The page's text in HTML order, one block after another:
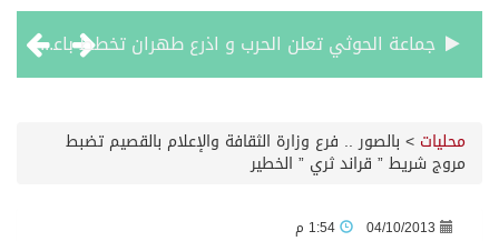
جماعة الحوثي تعلن الحرب و اذرع طهران تخطط باعمال ارهابية واسعة تطال دول الشرق الاوسط
محليات > بالصور .. فرع وزارة الثقافة والإعلام بالقصيم تضبط
مروج شريط ” قراند ثري ” الخطير
04/10/2013